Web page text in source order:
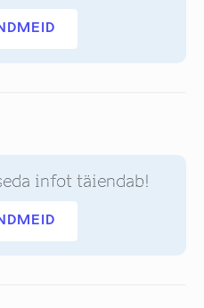
infot täiendab!